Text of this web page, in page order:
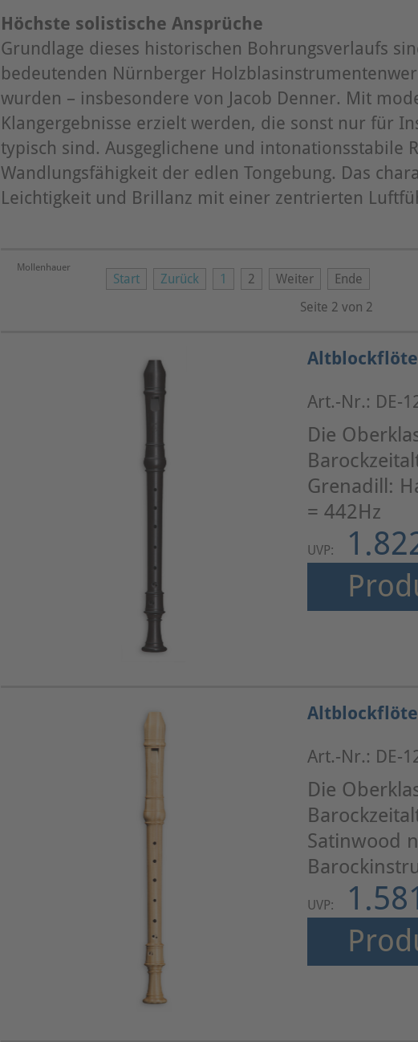
Höchste solistische Ansprüche
Grundlage dieses historischen Bohrungsverlaufs
bedeutenden Nürnberger
wurden – insbesondere von Jacob Denner. Mit
Klangergebnisse erzielt werden, die sonst nur für
typisch sind. Ausgeglichene und intonationsstabile
Wandlungsfähigkeit der edlen Tongebung. Das
Leichtigkeit und Brillanz mit einer zentrierten
Mollenhauer
Start Zurück 1 2 Weiter
Ende
Seite 2 von 2
Altblockflöte
Art.-Nr.: DE-
Die
Grenadill:
= 442Hz
UVP:
Altblockflöte
Art.-Nr.: DE-
Die
Satinwood
UVP: